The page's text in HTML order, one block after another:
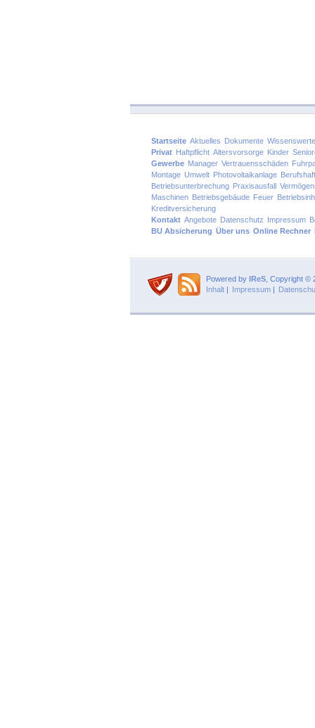
Startseite Aktuelles Dokumente
Privat Haftpflicht Altersvorsorge Kinder
Gewerbe Manager Vertrauensschäden
Montage Umwelt Photovoltaikanlage
Betriebsunterbrechung Praxisausfall
Maschinen Betriebsgebäude Feuer
Kreditversicherung
Kontakt Angebote Datenschutz Impressum
BU Absicherung Über uns Online Rechner
Powered by IReS , Copyright ©
Inhalt | Impressum |